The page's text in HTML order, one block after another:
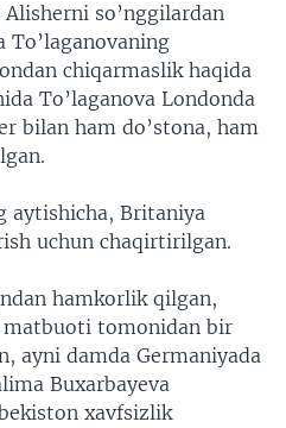
so’nggilardan
To’laganovaning
chiqarmaslik haqida
To’laganova Londonda
bilan ham do’stona, ham
aytishicha, Britaniya
uchun chaqirtirilgan.
hamkorlik qilgan,
matbuoti tomonidan bir
ayni damda Germaniyada
Buxarbayeva
xavfsizlik